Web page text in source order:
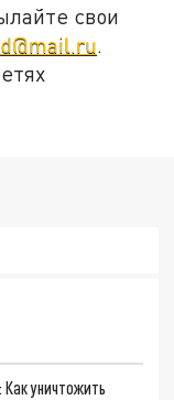
свои
.
уничтожить